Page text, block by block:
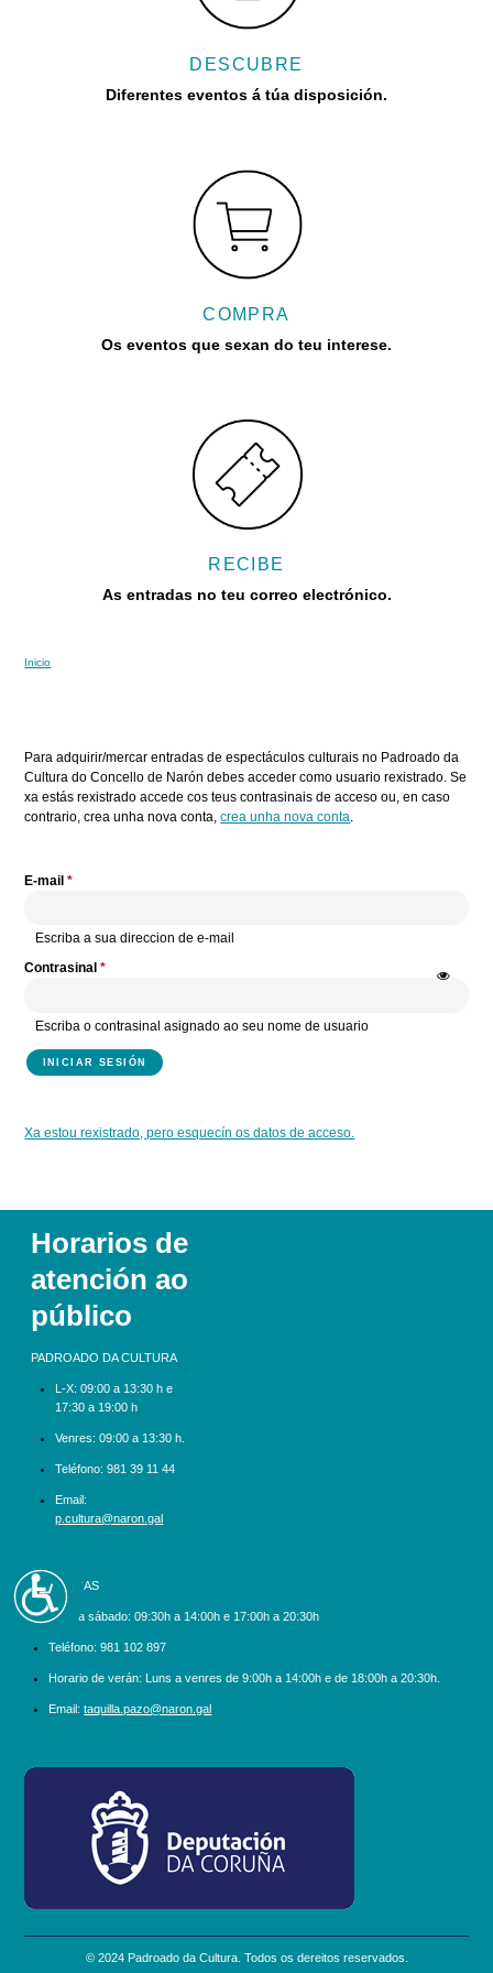
Accesibilidad
DESCUBRE
Diferentes eventos á túa disposición.
COMPRA
Os eventos que sexan do teu interese.
RECIBE
As entradas no teu correo electrónico.
Vostede está aquí
Inicio
Para adquirir/mercar entradas de espectáculos culturais no Padroado da
Cultura do Concello de Narón debes acceder como usuario rexistrado. Se
xa estás rexistrado accede cos teus contrasinais de acceso ou, en caso
contrario, crea unha nova conta,crea unha nova conta
E-mail*
Escriba a sua direccion de e-mail
Contrasinal*
Escriba o contrasinal asignado ao seu nome de usuario
Xa estou rexistrado, pero esquecín os datos de acceso.
Horarios de
atención ao
público
PADROADO DA CULTURA
L-X: 09:00 a 13:30 h e
17:30 a 19:00 h
Venres: 09:00 a 13:30 h.
Teléfono: 981 39 11 44
Email:
p.cultura@naron.gal
BILLETEIRAS
Luns a sábado: 09:30h a 14:00h e 17:00h a 20:30h
Teléfono: 981 102 897
Horario de verán: Luns a venres de 9:00h a 14:00h e de 18:00h a 20:30h.
Email: taquilla.pazo@naron.gal
logo_depcoruna.png
© 2024 Padroado da Cultura. Todos os dereitos reservados.